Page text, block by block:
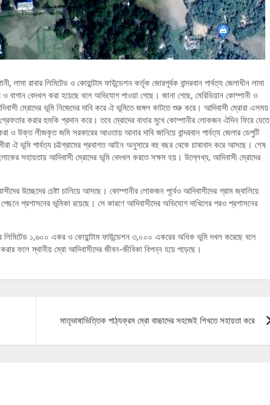
রাবার লিমিটেড ও কোয়ান্টাম ফাউন্ডেশন কর্তৃক জোরপূর্বক বান্দরবান পার্বত্য জেলাধীন লামা
বাগান বেদখল করা হয়েছে বলে অভিযোগ পাওয়া গেছে। জানা গেছে, মেরিডিয়ান কোম্পানী ও
ম্রোদের ভূমি নিজেদের দাবি করে ঐ ভূমিতে জঙ্গল কাটতে শুরু করে। আদিবাসী ম্রোরা এসময়
গ্রেফতার করার হুমকি প্রদান করে। তবে ম্রোদের বাধার মুখে কোম্পানীর লোকজন ঐদিন ফিরে যেতে
ও উক্ত লীজকৃত জমি সরকারের আওতায় আনার দাবি জানিয়ে বান্দরবান পার্বত্য জেলার ডেপুটি
ঐ ভূমি পার্বত্য চট্টগ্রামের প্রথাগত আইন অনুসারে বহু বছর থেকে চাষাবাদ করে আসছে। শেষ
সহায়তায় আদিবাসী ম্রোদের ভূমি বেদখল করতে সক্ষম হয়। উল্লেখ্য, আদিবাসী ম্রোদের
উচ্ছেদের চেষ্টা চালিয়ে আসছে। কোম্পানীর লোকজন পূর্বেও আদিবাসীদের গ্রাম জ্বালিয়ে
প্রশাসনের ভূমিকা রয়েছে। সে কারণে আদিবাসীদের অভিযোগ দাখিলের পরও প্রশাসনের
লিমিটেড ১,৬০০ একর ও কোয়ান্টাম ফাউন্ডেশন ৩,০০০ একরের অধিক ভূমি দখল করেছে বলে
ফলে স্থানীয় ম্রো আদিবাসীদের জীবন-জীবিকা বিপন্ন হয়ে পড়েছে।
মাতৃভাষাভিত্তিক পাঠ্যক্রম ম্রো বাচ্চাদের সহজেই শিখতে সহায়তা করে